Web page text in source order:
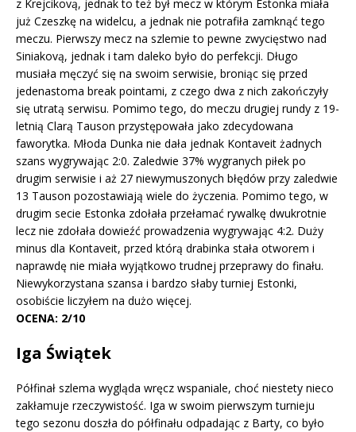
z Krejcikovą, jednak to też był mecz w którym Estonka miała
już Czeszkę na widelcu, a jednak nie potrafiła zamknąć tego
meczu. Pierwszy mecz na szlemie to pewne zwycięstwo nad
Siniakovą, jednak i tam daleko było do perfekcji. Długo
musiała męczyć się na swoim serwisie, broniąc się przed
jedenastoma break pointami, z czego dwa z nich zakończyły
się utratą serwisu. Pomimo tego, do meczu drugiej rundy z 19-
letnią Clarą Tauson przystępowała jako zdecydowana
faworytka. Młoda Dunka nie dała jednak Kontaveit żadnych
szans wygrywając 2:0. Zaledwie 37% wygranych piłek po
drugim serwisie i aż 27 niewymuszonych błędów przy zaledwie
13 Tauson pozostawiają wiele do życzenia. Pomimo tego, w
drugim secie Estonka zdołała przełamać rywalkę dwukrotnie
lecz nie zdołała dowieźć prowadzenia wygrywając 4:2. Duży
minus dla Kontaveit, przed którą drabinka stała otworem i
naprawdę nie miała wyjątkowo trudnej przeprawy do finału.
Niewykorzystana szansa i bardzo słaby turniej Estonki,
osobiście liczyłem na dużo więcej.
OCENA: 2/10
Iga Świątek
Półfinał szlema wygląda wręcz wspaniale, choć niestety nieco
zakłamuje rzeczywistość. Iga w swoim pierwszym turnieju
tego sezonu doszła do półfinału odpadając z Barty, co było